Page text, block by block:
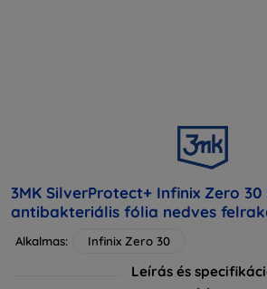
3MK SilverProtect+ Infinix Zero 30
antibakteriális fólia nedves
Alkalmas: Infinix Zero 30
Leírás és